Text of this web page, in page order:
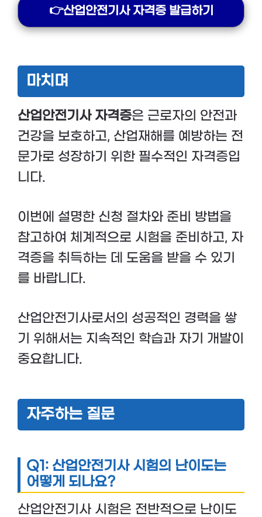
👉산업안전기사 자격증 발급하기
마치며
산업안전기사 자격증은 근로자의 안전과
건강을 보호하고, 산업재해를 예방하는 전
문가로 성장하기 위한 필수적인 자격증입
니다.
이번에 설명한 신청 절차와 준비 방법을
참고하여 체계적으로 시험을 준비하고, 자
격증을 취득하는 데 도움을 받을 수 있기
를 바랍니다.
산업안전기사로서의 성공적인 경력을 쌓
기 위해서는 지속적인 학습과 자기 개발이
중요합니다.
자주하는 질문
Q1: 산업안전기사 시험의 난이도는
어떻게 되나요?
산업안전기사 시험은 전반적으로 난이도